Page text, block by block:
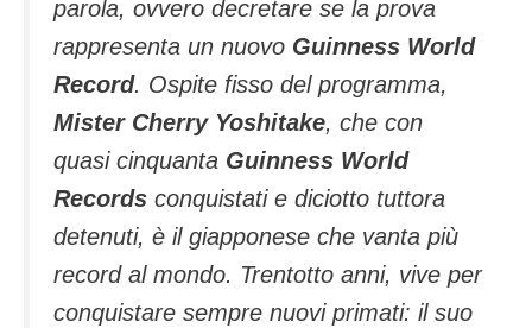
parola, ovvero decretare se la prova
rappresenta un nuovo Guinness World
Record. Ospite fisso del programma,
Mister Cherry Yoshitake, che con
quasi cinquanta Guinness World
Records conquistati e diciotto tuttora
detenuti, è il giapponese che vanta più
record al mondo. Trentotto anni, vive per
conquistare sempre nuovi primati: il suo